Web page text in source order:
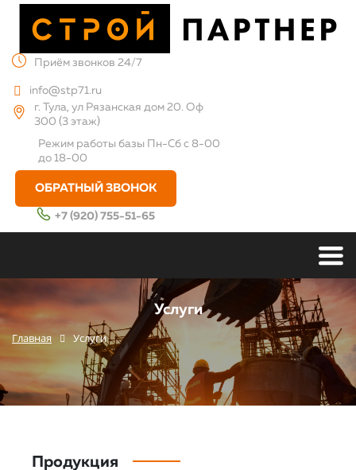
Приём звонков 24/7
info@stp71.ru
г. Тула, ул Рязанская дом 20. Оф
300 (3 этаж)
Режим работы базы Пн-Сб с 8-00
до 18-00
ОБРАТНЫЙ ЗВОНОК
+7 (920) 755-51-65
Услуги
Главная Услуги
Продукция